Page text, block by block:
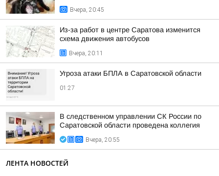
Вчера, 20:45
Из-за работ в центре Саратова изменится
схема движения автобусов
Вчера, 20:11
Угроза атаки БПЛА в Саратовской области
01:27
В следственном управлении СК России по
Саратовской области проведена коллегия
Вчера, 20:55
ЛЕНТА НОВОСТЕЙ